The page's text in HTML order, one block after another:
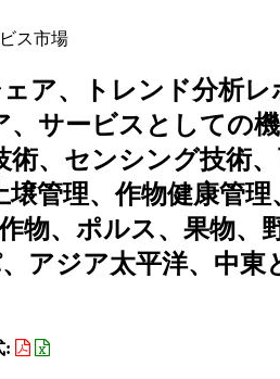
ス市場
ア、トレンド分析
サービスとしての
、センシング技術
管理、作物健康管理
物、ポルス、果物、
アジア太平洋、中東
: